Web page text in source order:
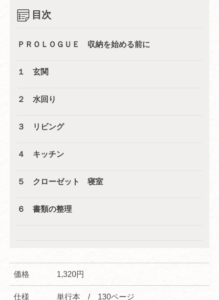
目次
ＰＲＯＬＯＧＵＥ 収納を始める前に
１ 玄関
２ 水回り
３ リビング
４ キッチン
５ クローゼット 寝室
６ 書類の整理
価格 1,320円
仕様 単行本 / 130ページ